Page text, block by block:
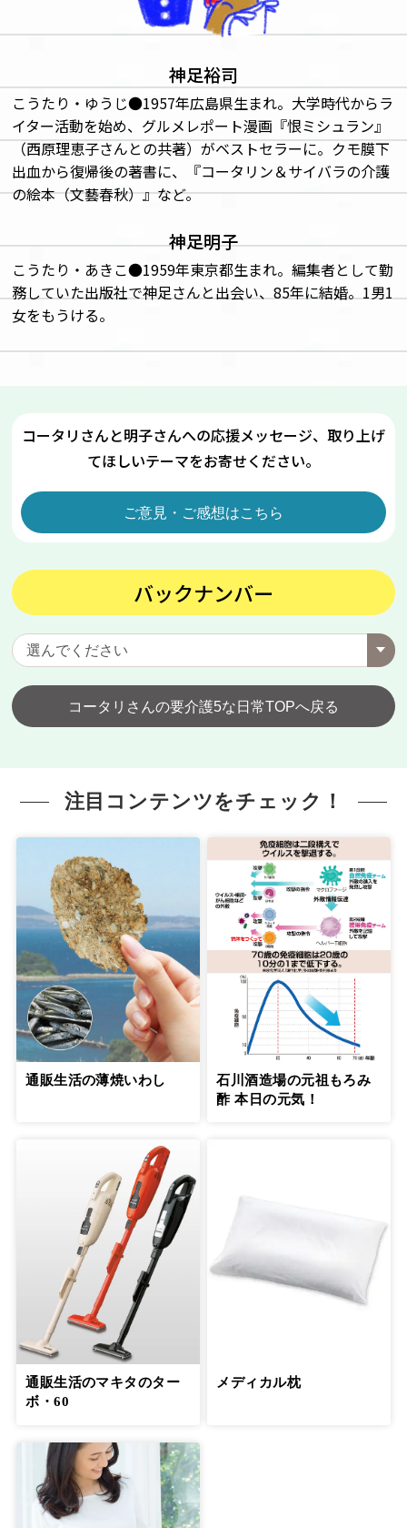
神足裕司
こうたり・ゆうじ●1957年広島県生まれ。大学時代からラ
イター活動を始め、グルメレポート漫画『恨ミシュラン』
（西原理恵子さんとの共著）がベストセラーに。クモ膜下
出血から復帰後の著書に、『コータリン＆サイバラの介護
の絵本（文藝春秋）』など。
神足明子
こうたり・あきこ●1959年東京都生まれ。編集者として勤
務していた出版社で神足さんと出会い、85年に結婚。1男1
女をもうける。
コータリさんと明子さんへの応援メッセージ、取り上げ
てほしいテーマをお寄せください。
ご意見・ご感想はこちら
バックナンバー
コータリさんの要介護5な日常TOPへ戻る
注目コンテンツをチェック！
通販生活の薄焼いわし
石川酒造場の元祖もろみ
酢 本日の元気！
通販生活のマキタのター
ボ・60
メディカル枕